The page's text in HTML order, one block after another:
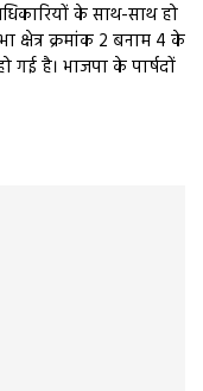
के साथ-साथ हो
क्षेत्र क्रमांक 2 बनाम 4 के
है। भाजपा के पार्षदों